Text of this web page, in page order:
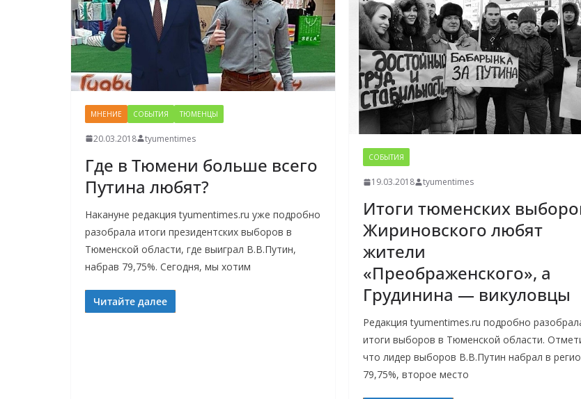
МНЕНИЕ СОБЫТИЯ ТЮМЕНЦЫ
20.03.2018 tyumentimes
Где в Тюмени больше всего
Путина любят?
Накануне редакция tyumentimes.ru уже подробно
разобрала итоги президентских выборов в
Тюменской области, где выиграл В.В.Путин,
набрав 79,75%. Сегодня, мы хотим
Читайте далее
СОБЫТИЯ
19.03.2018 tyumentimes
Итоги тюменских
Жириновского любят
жители
«Преображенского», а
Грудинина — викуловцы
Редакция tyumentimes.ru подробно
итоги выборов в Тюменской области.
что лидер выборов В.В.Путин набрал в
79,75%, второе место